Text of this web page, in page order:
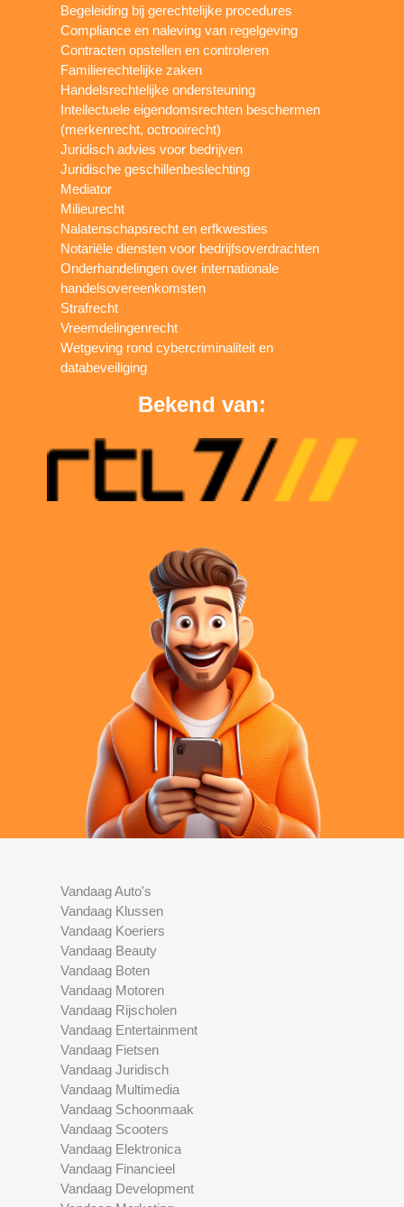
Begeleiding bij gerechtelijke procedures
Compliance en naleving van regelgeving
Contracten opstellen en controleren
Familierechtelijke zaken
Handelsrechtelijke ondersteuning
Intellectuele eigendomsrechten beschermen
(merkenrecht, octrooirecht)
Juridisch advies voor bedrijven
Juridische geschillenbeslechting
Mediator
Milieurecht
Nalatenschapsrecht en erfkwesties
Notariële diensten voor bedrijfsoverdrachten
Onderhandelingen over internationale
handelsovereenkomsten
Strafrecht
Vreemdelingenrecht
Wetgeving rond cybercriminaliteit en
databeveiliging
Bekend van:
Vandaag Auto's
Vandaag Klussen
Vandaag Koeriers
Vandaag Beauty
Vandaag Boten
Vandaag Motoren
Vandaag Rijscholen
Vandaag Entertainment
Vandaag Fietsen
Vandaag Juridisch
Vandaag Multimedia
Vandaag Schoonmaak
Vandaag Scooters
Vandaag Elektronica
Vandaag Financieel
Vandaag Development